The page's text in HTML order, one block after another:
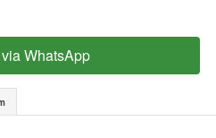
WhatsApp